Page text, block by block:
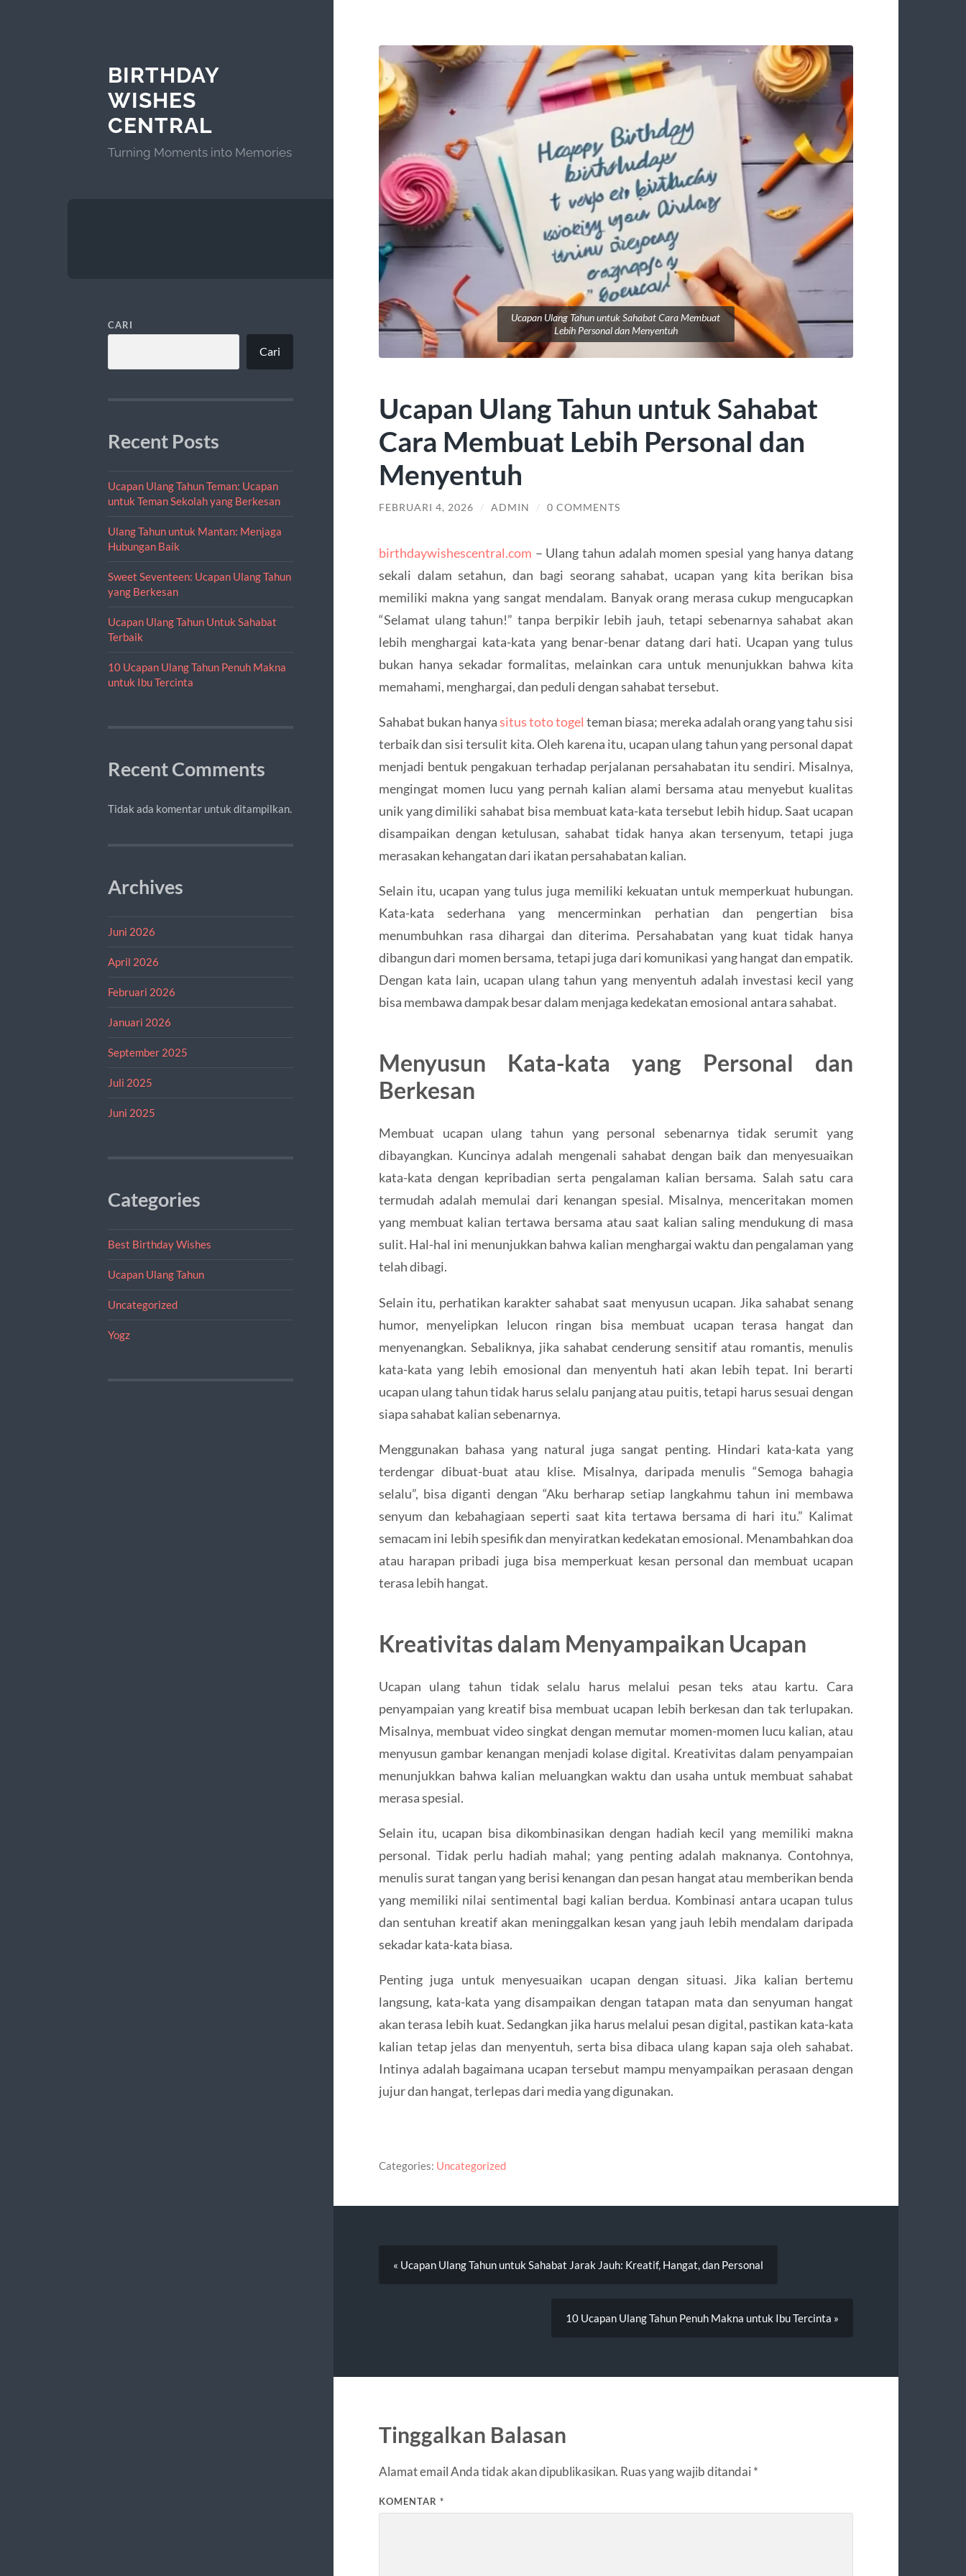
BIRTHDAY
WISHES
CENTRAL
Turning Moments into Memories
CARI
Cari
Recent Posts
Ucapan Ulang Tahun Teman: Ucapan
untuk Teman Sekolah yang Berkesan
Ulang Tahun untuk Mantan: Menjaga
Hubungan Baik
Sweet Seventeen: Ucapan Ulang Tahun
yang Berkesan
Ucapan Ulang Tahun Untuk Sahabat
Terbaik
10 Ucapan Ulang Tahun Penuh Makna
untuk Ibu Tercinta
Recent Comments
Tidak ada komentar untuk ditampilkan.
Archives
Juni 2026
April 2026
Februari 2026
Januari 2026
September 2025
Juli 2025
Juni 2025
Categories
Best Birthday Wishes
Ucapan Ulang Tahun
Uncategorized
Yogz
Ucapan Ulang Tahun untuk Sahabat Cara Membuat
Lebih Personal dan Menyentuh
Ucapan Ulang Tahun untuk Sahabat
Cara Membuat Lebih Personal dan
Menyentuh
FEBRUARI 4, 2026 / ADMIN / 0 COMMENTS
birthdaywishescentral.com – Ulang tahun adalah momen spesial yang hanya datang
sekali dalam setahun, dan bagi seorang sahabat, ucapan yang kita berikan bisa
memiliki makna yang sangat mendalam. Banyak orang merasa cukup mengucapkan
“Selamat ulang tahun!” tanpa berpikir lebih jauh, tetapi sebenarnya sahabat akan
lebih menghargai kata-kata yang benar-benar datang dari hati. Ucapan yang tulus
bukan hanya sekadar formalitas, melainkan cara untuk menunjukkan bahwa kita
memahami, menghargai, dan peduli dengan sahabat tersebut.
Sahabat bukan hanyasitus toto togel teman biasa; mereka adalah orang yang tahu sisi
terbaik dan sisi tersulit kita. Oleh karena itu, ucapan ulang tahun yang personal dapat
menjadi bentuk pengakuan terhadap perjalanan persahabatan itu sendiri. Misalnya,
mengingat momen lucu yang pernah kalian alami bersama atau menyebut kualitas
unik yang dimiliki sahabat bisa membuat kata-kata tersebut lebih hidup. Saat ucapan
disampaikan dengan ketulusan, sahabat tidak hanya akan tersenyum, tetapi juga
merasakan kehangatan dari ikatan persahabatan kalian.
Selain itu, ucapan yang tulus juga memiliki kekuatan untuk memperkuat hubungan.
Kata-kata sederhana yang mencerminkan perhatian dan pengertian bisa
menumbuhkan rasa dihargai dan diterima. Persahabatan yang kuat tidak hanya
dibangun dari momen bersama, tetapi juga dari komunikasi yang hangat dan empatik.
Dengan kata lain, ucapan ulang tahun yang menyentuh adalah investasi kecil yang
bisa membawa dampak besar dalam menjaga kedekatan emosional antara sahabat.
Menyusun Kata-kata yang Personal dan
Berkesan
Membuat ucapan ulang tahun yang personal sebenarnya tidak serumit yang
dibayangkan. Kuncinya adalah mengenali sahabat dengan baik dan menyesuaikan
kata-kata dengan kepribadian serta pengalaman kalian bersama. Salah satu cara
termudah adalah memulai dari kenangan spesial. Misalnya, menceritakan momen
yang membuat kalian tertawa bersama atau saat kalian saling mendukung di masa
sulit. Hal-hal ini menunjukkan bahwa kalian menghargai waktu dan pengalaman yang
telah dibagi.
Selain itu, perhatikan karakter sahabat saat menyusun ucapan. Jika sahabat senang
humor, menyelipkan lelucon ringan bisa membuat ucapan terasa hangat dan
menyenangkan. Sebaliknya, jika sahabat cenderung sensitif atau romantis, menulis
kata-kata yang lebih emosional dan menyentuh hati akan lebih tepat. Ini berarti
ucapan ulang tahun tidak harus selalu panjang atau puitis, tetapi harus sesuai dengan
siapa sahabat kalian sebenarnya.
Menggunakan bahasa yang natural juga sangat penting. Hindari kata-kata yang
terdengar dibuat-buat atau klise. Misalnya, daripada menulis “Semoga bahagia
selalu”, bisa diganti dengan “Aku berharap setiap langkahmu tahun ini membawa
senyum dan kebahagiaan seperti saat kita tertawa bersama di hari itu.” Kalimat
semacam ini lebih spesifik dan menyiratkan kedekatan emosional. Menambahkan doa
atau harapan pribadi juga bisa memperkuat kesan personal dan membuat ucapan
terasa lebih hangat.
Kreativitas dalam Menyampaikan Ucapan
Ucapan ulang tahun tidak selalu harus melalui pesan teks atau kartu. Cara
penyampaian yang kreatif bisa membuat ucapan lebih berkesan dan tak terlupakan.
Misalnya, membuat video singkat dengan memutar momen-momen lucu kalian, atau
menyusun gambar kenangan menjadi kolase digital. Kreativitas dalam penyampaian
menunjukkan bahwa kalian meluangkan waktu dan usaha untuk membuat sahabat
merasa spesial.
Selain itu, ucapan bisa dikombinasikan dengan hadiah kecil yang memiliki makna
personal. Tidak perlu hadiah mahal; yang penting adalah maknanya. Contohnya,
menulis surat tangan yang berisi kenangan dan pesan hangat atau memberikan benda
yang memiliki nilai sentimental bagi kalian berdua. Kombinasi antara ucapan tulus
dan sentuhan kreatif akan meninggalkan kesan yang jauh lebih mendalam daripada
sekadar kata-kata biasa.
Penting juga untuk menyesuaikan ucapan dengan situasi. Jika kalian bertemu
langsung, kata-kata yang disampaikan dengan tatapan mata dan senyuman hangat
akan terasa lebih kuat. Sedangkan jika harus melalui pesan digital, pastikan kata-kata
kalian tetap jelas dan menyentuh, serta bisa dibaca ulang kapan saja oleh sahabat.
Intinya adalah bagaimana ucapan tersebut mampu menyampaikan perasaan dengan
jujur dan hangat, terlepas dari media yang digunakan.
Categories: Uncategorized
« Ucapan Ulang Tahun untuk Sahabat Jarak Jauh: Kreatif, Hangat, dan Personal
10 Ucapan Ulang Tahun Penuh Makna untuk Ibu Tercinta »
Tinggalkan Balasan
Alamat email Anda tidak akan dipublikasikan. Ruas yang wajib ditandai *
KOMENTAR *